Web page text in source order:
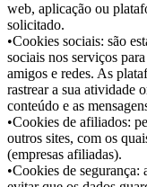
web, aplicação ou
solicitado.
•Cookies sociais: são
sociais nos serviços
amigos e redes. As
rastrear a sua atividade
conteúdo e as
•Cookies de afiliados:
outros sites, com os
(empresas afiliadas).
•Cookies de segurança: